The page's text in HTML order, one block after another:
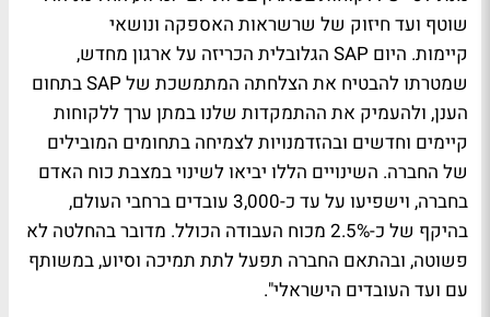
שוטף ועד חיזוק של שרשראות האספקה ונושאי
קיימות. היום SAP הגלובלית הכריזה על ארגון מחדש,
שמטרתו להבטיח את הצלחתה המתמשכת של SAP בתחום
הענן, ולהעמיק את ההתמקדות שלנו במתן ערך ללקוחות
קיימים וחדשים ובהזדמנויות לצמיחה בתחומים המובילים
של החברה. השינויים הללו יביאו לשינוי במצבת כוח האדם
בחברה, וישפיעו על עד כ-3,000 עובדים ברחבי העולם,
בהיקף של כ-2.5% מכוח העבודה הכולל. מדובר בהחלטה לא
פשוטה, ובהתאם החברה תפעל לתת תמיכה וסיוע, במשותף
עם ועד העובדים הישראלי".